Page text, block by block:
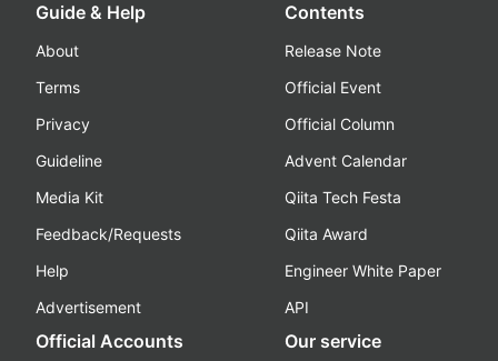
Guide & Help
About
Terms
Privacy
Guideline
Media Kit
Feedback/Requests
Help
Advertisement
Contents
Release Note
Official Event
Official Column
Advent Calendar
Qiita Tech Festa
Qiita Award
Engineer White Paper
API
Official Accounts Our service